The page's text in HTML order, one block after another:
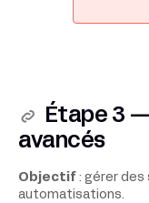
Étape 3
avancés
Objectif : gérer des
automatisations.